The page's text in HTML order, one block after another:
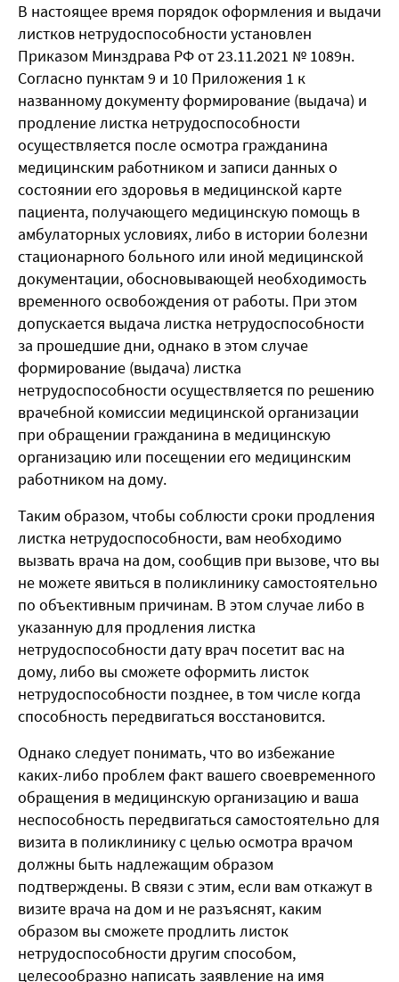
В настоящее время порядок оформления и выдачи
листков нетрудоспособности установлен
Приказом Минздрава РФ от 23.11.2021 № 1089н.
Согласно пунктам 9 и 10 Приложения 1 к
названному документу формирование (выдача) и
продление листка нетрудоспособности
осуществляется после осмотра гражданина
медицинским работником и записи данных о
состоянии его здоровья в медицинской карте
пациента, получающего медицинскую помощь в
амбулаторных условиях, либо в истории болезни
стационарного больного или иной медицинской
документации, обосновывающей необходимость
временного освобождения от работы. При этом
допускается выдача листка нетрудоспособности
за прошедшие дни, однако в этом случае
формирование (выдача) листка
нетрудоспособности осуществляется по решению
врачебной комиссии медицинской организации
при обращении гражданина в медицинскую
организацию или посещении его медицинским
работником на дому.
Таким образом, чтобы соблюсти сроки продления
листка нетрудоспособности, вам необходимо
вызвать врача на дом, сообщив при вызове, что вы
не можете явиться в поликлинику самостоятельно
по объективным причинам. В этом случае либо в
указанную для продления листка
нетрудоспособности дату врач посетит вас на
дому, либо вы сможете оформить листок
нетрудоспособности позднее, в том числе когда
способность передвигаться восстановится.
Однако следует понимать, что во избежание
каких-либо проблем факт вашего своевременного
обращения в медицинскую организацию и ваша
неспособность передвигаться самостоятельно для
визита в поликлинику с целью осмотра врачом
должны быть надлежащим образом
подтверждены. В связи с этим, если вам откажут в
визите врача на дом и не разъяснят, каким
образом вы сможете продлить листок
нетрудоспособности другим способом,
целесообразно написать заявление на имя